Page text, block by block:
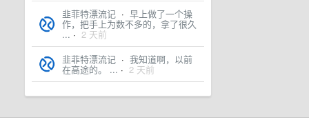
韭菲特漂流记 · 早上做了一个操
作，把手上为数不多的，拿了很久
... · 2 天前
韭菲特漂流记 · 我知道啊，以前
在高途的。 ... · 2 天前